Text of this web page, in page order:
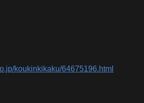
koukinkikaku/64675196.html